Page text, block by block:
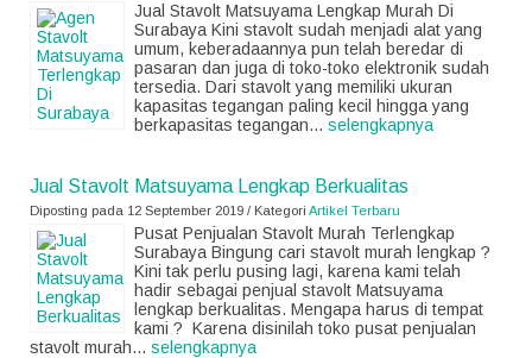
Jual Stavolt Matsuyama Lengkap Murah Di
Surabaya Kini stavolt sudah menjadi alat yang
umum, keberadaannya pun telah beredar di
pasaran dan juga di toko-toko elektronik sudah
tersedia. Dari stavolt yang memiliki ukuran
kapasitas tegangan paling kecil hingga yang
berkapasitas tegangan... selengkapnya
Jual Stavolt Matsuyama Lengkap Berkualitas
Diposting pada 12 September 2019 / Kategori Artikel Terbaru
Pusat Penjualan Stavolt Murah Terlengkap
Surabaya Bingung cari stavolt murah lengkap ?
Kini tak perlu pusing lagi, karena kami telah
hadir sebagai penjual stavolt Matsuyama
lengkap berkualitas. Mengapa harus di tempat
kami ? Karena disinilah toko pusat penjualan
stavolt murah... selengkapnya